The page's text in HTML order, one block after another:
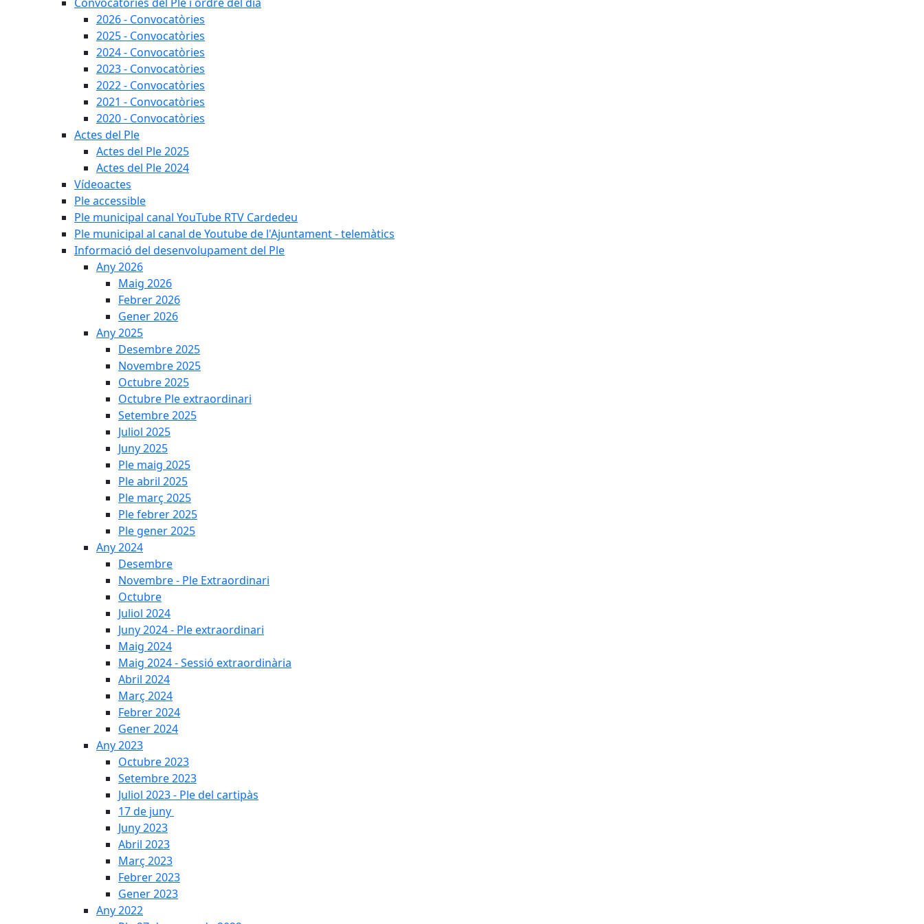
2026 - Convocatòries
2025 - Convocatòries
2024 - Convocatòries
2023 - Convocatòries
2022 - Convocatòries
2021 - Convocatòries
2020 - Convocatòries
Actes del Ple
Actes del Ple 2025
Actes del Ple 2024
Vídeoactes
Ple accessible
Ple municipal canal YouTube RTV Cardedeu
Ple municipal al canal de Youtube de l'Ajuntament - telemàtics
Informació del desenvolupament del Ple
Any 2026
Maig 2026
Febrer 2026
Gener 2026
Any 2025
Desembre 2025
Novembre 2025
Octubre 2025
Octubre Ple extraordinari
Setembre 2025
Juliol 2025
Juny 2025
Ple maig 2025
Ple abril 2025
Ple març 2025
Ple febrer 2025
Ple gener 2025
Any 2024
Desembre
Novembre - Ple Extraordinari
Octubre
Juliol 2024
Juny 2024 - Ple extraordinari
Maig 2024
Maig 2024 - Sessió extraordinària
Abril 2024
Març 2024
Febrer 2024
Gener 2024
Any 2023
Octubre 2023
Setembre 2023
Juliol 2023 - Ple del cartipàs
17 de juny
Juny 2023
Abril 2023
Març 2023
Febrer 2023
Gener 2023
Any 2022